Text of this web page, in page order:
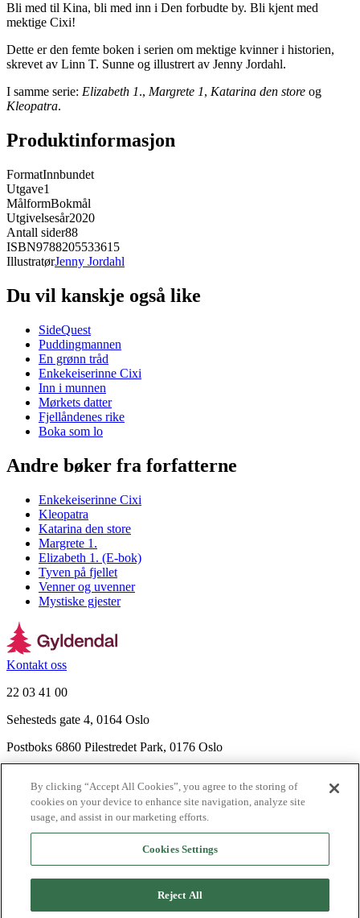
Bli med til Kina, bli med inn i Den forbudte by. Bli kjent med
mektige Cixi!
Dette er den femte boken i serien om mektige kvinner i historien,
skrevet av Linn T. Sunne og illustrert av Jenny Jordahl.
I samme serie: Elizabeth 1., Margrete 1, Katarina den store og
Kleopatra.
Produktinformasjon
FormatInnbundet
Utgave1
MålformBokmål
Utgivelsesår2020
Antall sider88
ISBN9788205533615
IllustratørJenny Jordahl
Du vil kanskje også like
SideQuest
Puddingmannen
En grønn tråd
Enkekeiserinne Cixi
Inn i munnen
Mørkets datter
Fjellåndenes rike
Boka som lo
Andre bøker fra forfatterne
Enkekeiserinne Cixi
Kleopatra
Katarina den store
Margrete 1.
Elizabeth 1. (E-bok)
Tyven på fjellet
Venner og uvenner
Mystiske gjester
Kontakt oss
22 03 41 00
Sehesteds gate 4, 0164 Oslo
Postboks 6860 Pilestredet Park, 0176 Oslo
Nyhetsbrev
Ledige stillinger
Send inn manus
Agency
By clicking “Accept All Cookies”, you agree to the storing of
cookies on your device to enhance site navigation, analyze site
usage, and assist in our marketing efforts.
Cookies Settings
Reject All